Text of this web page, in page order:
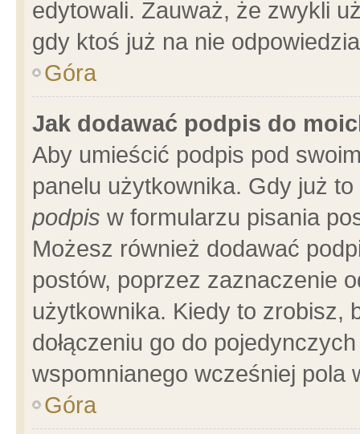
edytowali. Zauważ, że zwykli
gdy ktoś już na nie
Góra
Jak dodawać podpis do
Aby umieścić podpis pod
panelu użytkownika. Gdy już
podpis w formularzu pisania
Możesz również dodawać
postów, poprzez zaznaczenie
użytkownika. Kiedy to zrobisz,
dołączeniu go do
wspomnianego wcześniej pola
Góra